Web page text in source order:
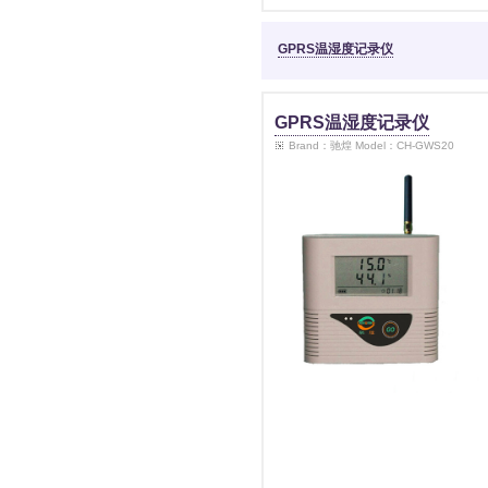
GPRS温湿度记录仪
GPRS温湿度记录仪
Brand：驰煌 Model：CH-GWS20